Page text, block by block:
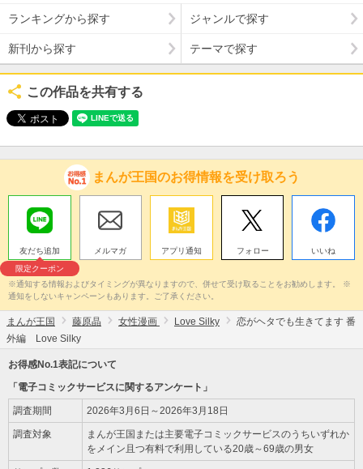
ランキングから探す ジャンルで探す
新刊から探す テーマで探す
この作品を共有する
まんが王国のお得情報を受け取ろう
友だち追加
限定クーポン
メルマガ アプリ通知 フォロー いいね
※通知する情報およびタイミングが異なりますので、併せて受け取ることをお勧めします。 ※
通知をしないキャンペーンもあります。ご了承ください。
まんが王国 藤原晶 女性漫画 Love Silky
恋がヘタでも生きてます 番
外編 Love Silky
お得感No.1表記について
「電子コミックサービスに関するアンケート」
調査期間 2026年3月6日～2026年3月18日
調査対象
まんが王国または主要電子コミックサービスのうちいずれか
をメイン且つ有料で利用している20歳～69歳の男女